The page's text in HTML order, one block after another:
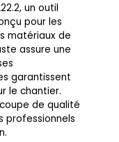
un outil
pour les
matériaux de
assure une
garantissent
le chantier.
de qualité
professionnels